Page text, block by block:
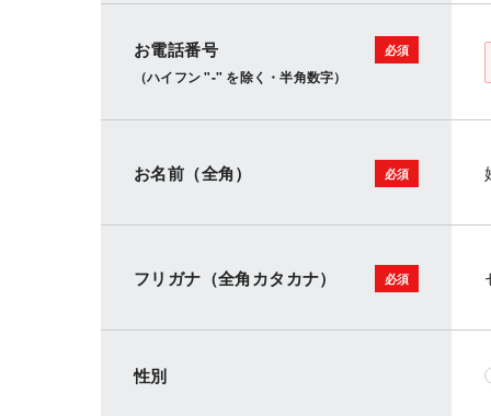
お電話番号
（ハイフン "-" を除く・半角数字）
お名前（全角）
フリガナ（全角カタカナ）
性別